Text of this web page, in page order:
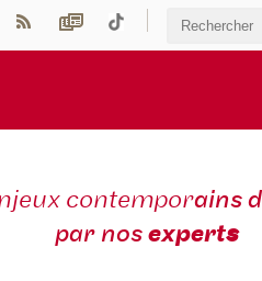
contemporains
par nosexperts